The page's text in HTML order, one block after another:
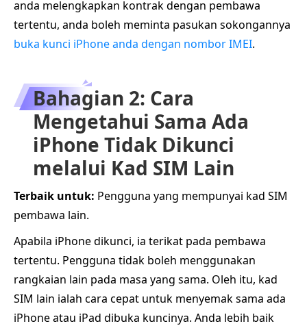
anda melengkapkan kontrak dengan pembawa
tertentu, anda boleh meminta pasukan sokongannya
buka kunci iPhone anda dengan nombor IMEI.
Bahagian 2: Cara
Mengetahui Sama Ada
iPhone Tidak Dikunci
melalui Kad SIM Lain
Terbaik untuk: Pengguna yang mempunyai kad SIM
pembawa lain.
Apabila iPhone dikunci, ia terikat pada pembawa
tertentu. Pengguna tidak boleh menggunakan
rangkaian lain pada masa yang sama. Oleh itu, kad
SIM lain ialah cara cepat untuk menyemak sama ada
iPhone atau iPad dibuka kuncinya. Anda lebih baik